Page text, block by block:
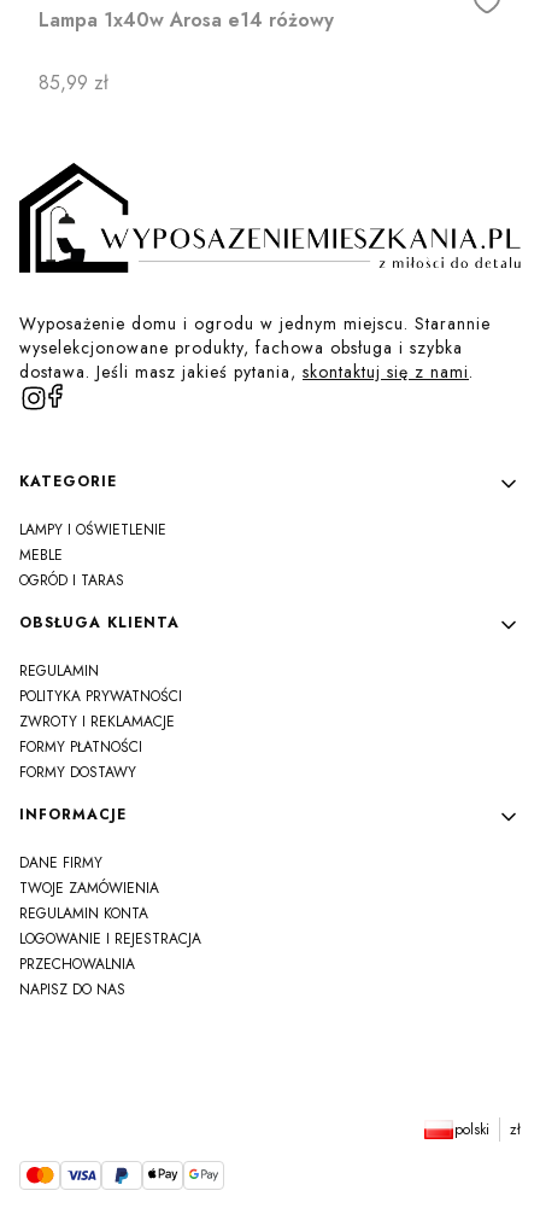
Lampa 1x40w Arosa e14 różowy
Cena
85,99 zł
Wyposażenie domu i ogrodu w jednym miejscu. Starannie
wyselekcjonowane produkty, fachowa obsługa i szybka
dostawa. Jeśli masz jakieś pytania, skontaktuj się z nami.
Linki w stopce
KATEGORIE
LAMPY I OŚWIETLENIE
MEBLE
OGRÓD I TARAS
OBSŁUGA KLIENTA
REGULAMIN
POLITYKA PRYWATNOŚCI
ZWROTY I REKLAMACJE
FORMY PŁATNOŚCI
FORMY DOSTAWY
INFORMACJE
DANE FIRMY
TWOJE ZAMÓWIENIA
REGULAMIN KONTA
LOGOWANIE I REJESTRACJA
PRZECHOWALNIA
NAPISZ DO NAS
polski zł